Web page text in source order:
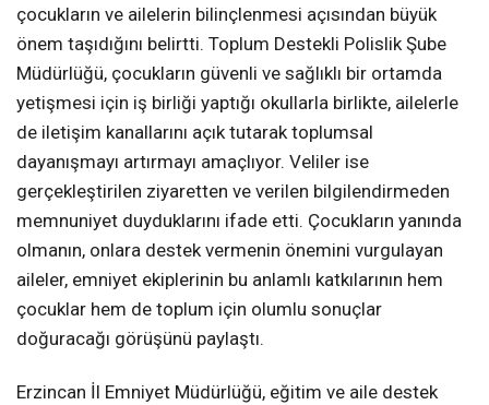
çocukların ve ailelerin bilinçlenmesi açısından büyük
önem taşıdığını belirtti. Toplum Destekli Polislik Şube
Müdürlüğü, çocukların güvenli ve sağlıklı bir ortamda
yetişmesi için iş birliği yaptığı okullarla birlikte, ailelerle
de iletişim kanallarını açık tutarak toplumsal
dayanışmayı artırmayı amaçlıyor. Veliler ise
gerçekleştirilen ziyaretten ve verilen bilgilendirmeden
memnuniyet duyduklarını ifade etti. Çocukların yanında
olmanın, onlara destek vermenin önemini vurgulayan
aileler, emniyet ekiplerinin bu anlamlı katkılarının hem
çocuklar hem de toplum için olumlu sonuçlar
doğuracağı görüşünü paylaştı.
Erzincan İl Emniyet Müdürlüğü, eğitim ve aile destek